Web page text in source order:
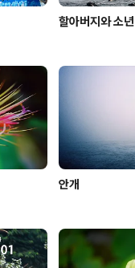
할아버지와 소년
안개